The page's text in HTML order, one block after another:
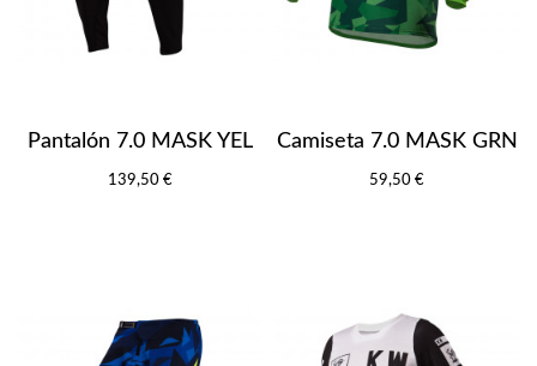
Pantalón 7.0 MASK YEL
139,50 €
Camiseta 7.0 MASK GRN
59,50 €